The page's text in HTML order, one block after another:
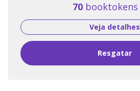
70 booktokens
Veja detalhes
Resgatar